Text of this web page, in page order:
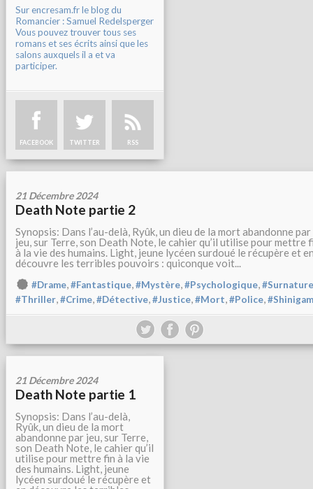
Sur encresam.fr le blog du
Romancier : Samuel Redelsperger
Vous pouvez trouver tous ses
romans et ses écrits ainsi que les
salons auxquels il a et va
participer.
FACEBOOK TWITTER RSS
21 Décembre 2024
Death Note partie 2
Synopsis: Dans l’au-delà, Ryûk, un dieu de la mort abandonne par
jeu, sur Terre, son Death Note, le cahier qu’il utilise pour mettre
à la vie des humains. Light, jeune lycéen surdoué le récupère et
découvre les terribles pouvoirs : quiconque voit...
#Drame,#Fantastique,#Mystère,#Psychologique,
#Thriller,#Crime,#Détective,#Justice,#Mort,#Police,
21 Décembre 2024
Death Note partie 1
Synopsis: Dans l’au-delà,
Ryûk, un dieu de la mort
abandonne par jeu, sur Terre,
son Death Note, le cahier qu’il
utilise pour mettre fin à la vie
des humains. Light, jeune
lycéen surdoué le récupère et